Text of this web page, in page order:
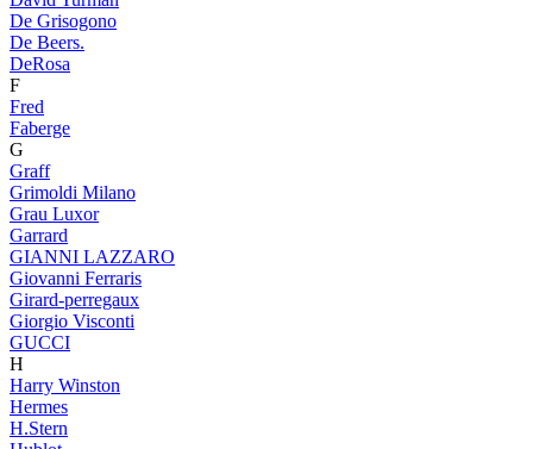
De Grisogono
De Beers.
DeRosa
F
Fred
Faberge
G
Graff
Grimoldi Milano
Grau Luxor
Garrard
GIANNI LAZZARO
Giovanni Ferraris
Girard-perregaux
Giorgio Visconti
GUCCI
H
Harry Winston
Hermes
H.Stern